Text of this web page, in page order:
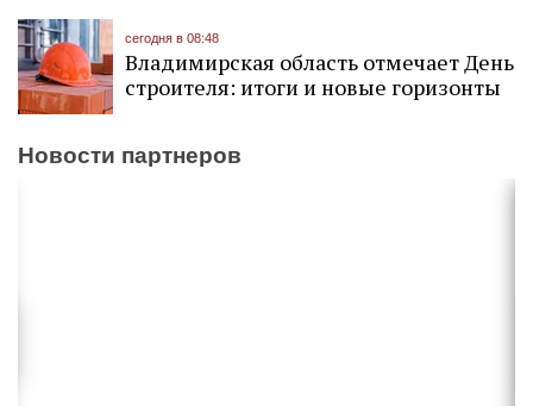
сегодня в 08:48
Владимирская область отмечает День
строителя: итоги и новые горизонты
Новости партнеров